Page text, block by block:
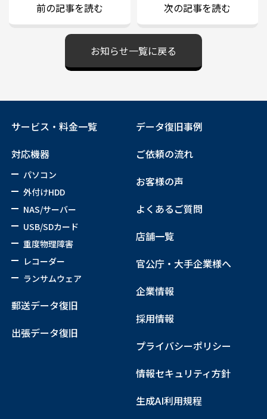
前の記事を読む 次の記事を読む
お知らせ一覧に戻る
サービス・料金一覧
対応機器
パソコン
外付けHDD
NAS/サーバー
USB/SDカード
重度物理障害
レコーダー
ランサムウェア
郵送データ復旧
出張データ復旧
データ復旧事例
ご依頼の流れ
お客様の声
よくあるご質問
店舗一覧
官公庁・大手企業様へ
企業情報
採用情報
プライバシーポリシー
情報セキュリティ方針
生成AI利用規程